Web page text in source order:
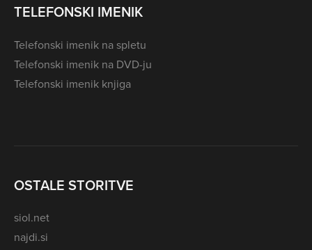
TELEFONSKI IMENIK
Telefonski imenik na spletu
Telefonski imenik na DVD-ju
Telefonski imenik knjiga
OSTALE STORITVE
siol.net
najdi.si